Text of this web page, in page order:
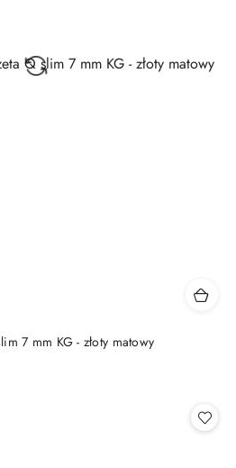
7 mm KG - złoty matowy